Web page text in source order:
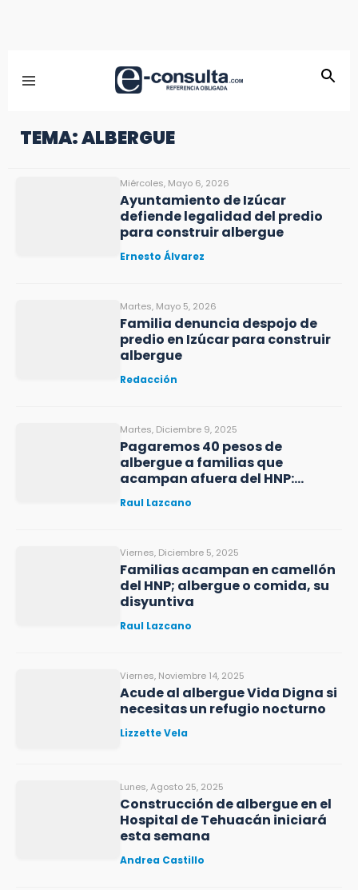
TEMA: ALBERGUE
Miércoles, Mayo 6, 2026
Ayuntamiento de Izúcar
defiende legalidad del predio
para construir albergue
Ernesto Álvarez
Martes, Mayo 5, 2026
Familia denuncia despojo de
predio en Izúcar para construir
albergue
Redacción
Martes, Diciembre 9, 2025
Pagaremos 40 pesos de
albergue a familias que
acampan afuera del HNP:
Armenta
Raul Lazcano
Viernes, Diciembre 5, 2025
Familias acampan en camellón
del HNP; albergue o comida, su
disyuntiva
Raul Lazcano
Viernes, Noviembre 14, 2025
Acude al albergue Vida Digna si
necesitas un refugio nocturno
Lizzette Vela
Lunes, Agosto 25, 2025
Construcción de albergue en el
Hospital de Tehuacán iniciará
esta semana
Andrea Castillo